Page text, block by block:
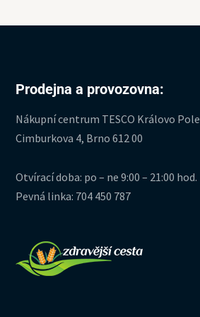
Prodejna a provozovna:
Nákupní centrum TESCO Královo Pole
Cimburkova 4, Brno 612 00
Otvírací doba: po – ne 9:00 – 21:00 hod.
Pevná linka: 704 450 787